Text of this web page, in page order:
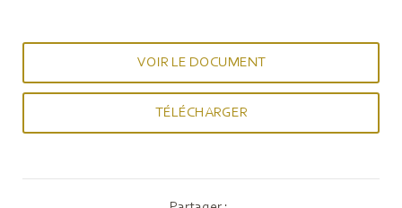
VOIR LE DOCUMENT
TÉLÉCHARGER